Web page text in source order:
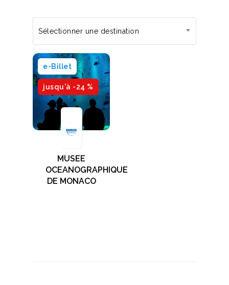
Sélectionner une destination
jusqu'à -24 %
e-Billet
MUSEE
OCEANOGRAPHIQUE
DE MONACO